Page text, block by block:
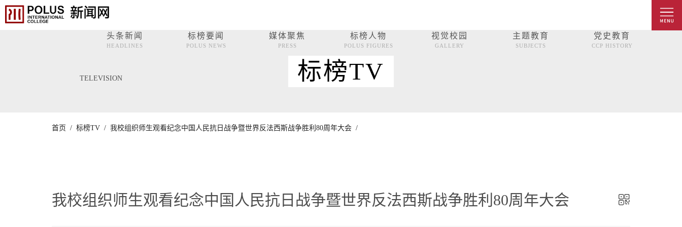
头条新闻
HEADLINES
标榜要闻
POLUS NEWS
媒体聚焦
PRESS
标榜人物
POLUS FIGURES
视觉校园
GALLERY
主题教育
SUBJECTS
党史教育
CCP HISTORY
TELEVISION 标榜TV
首页 / 标榜TV / 我校组织师生观看纪念中国人民抗日战争暨世界反法西斯战争胜利80周年大会 /
我校组织师生观看纪念中国人民抗日战争暨世界反法西斯战争胜利80周年大会